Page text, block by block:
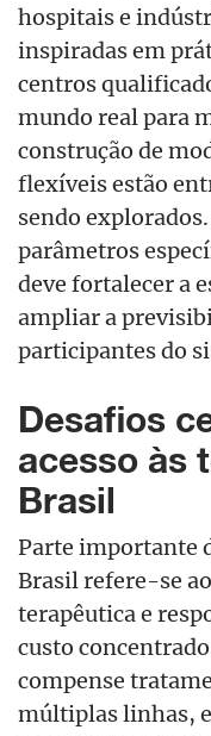
hospitais e
inspiradas em
centros
mundo real para
construção de
flexíveis estão
sendo
parâmetros
deve fortalecer a
ampliar a
participantes do
Desafios
acesso às
Brasil
Parte importante
Brasil refere-se
terapêutica e
custo
compense
múltiplas linhas,